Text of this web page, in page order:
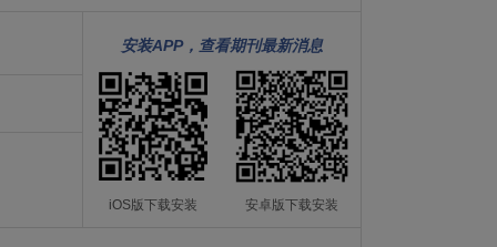
安装APP，查看期刊最新消息
iOS版下载安装 安卓版下载安装